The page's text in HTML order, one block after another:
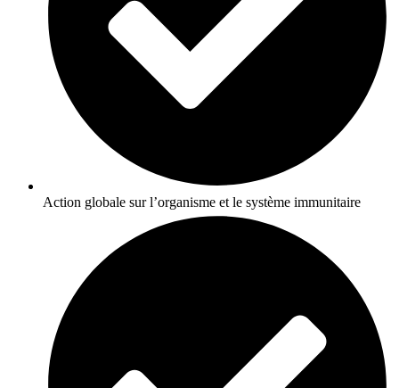
Action globale sur l’organisme et le système immunitaire